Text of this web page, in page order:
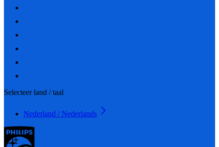
Selecteer land / taal
Nederland / Nederlands